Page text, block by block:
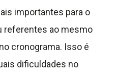
importantes para o
referentes ao mesmo
cronograma. Isso é
dificuldades no